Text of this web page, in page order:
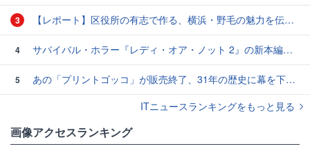
3 【レポート】区役所の有志で作る、横浜・野毛の魅力を伝えるCM
4 サバイバル・ホラー『レディ・オア・ノット 2』の新本編映像、【バスタイム編】が公開
5
あの「プリントゴッコ」が販売終了、31年の歴史に幕を下ろす
ITニュースランキングをもっと見る
画像アクセスランキング